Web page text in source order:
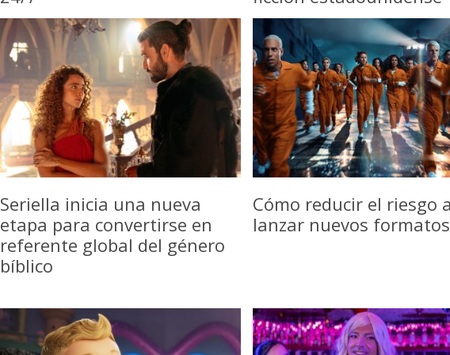
Seriella inicia una nueva
etapa para convertirse en
referente global del género
bíblico
Cómo reducir el riesgo
lanzar nuevos formatos